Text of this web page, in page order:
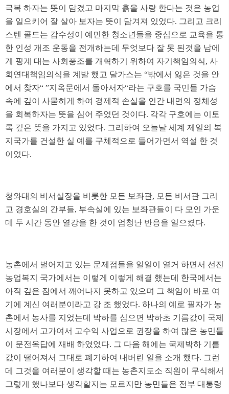
극복 하자는 뜻이 담겼고 마지막 흙을 사랑 한다는 것은 농업
을 일으키어 잘 살아 보자는 뜻이 담겨져 있었다. 그리고 크리
스텐 콜드는 감수성이 예민한 청소년들을 중심으로 교육을 통
한 인성 개조 운동을 전개하는데 무엇보다 잘 못 된것을 남에
게 핑계 대는 사회풍조를 개혁하기 위하여 자기책임의식, 사
회연대책임의식을 계발 했고 달가스는 “밖에서 잃은 것을 안
에서 찾자“ ”지옥문에서 돌아서자“라는 구호를 국민들 가슴
속에 깊이 사묻히게 하여 경제적 손실을 인간 내면의 정체성
을 회복하자는 뜻을 심어 주었던 것이다. 각각 구호에는 이토
록 깊은 뜻을 가지고 있었다. 그리하여 오늘날 세계 제일의 복
지국가를 건설한 실 예를 구체적으로 들어가면서 역설 한 것
이었다.
청와대의 비서실장을 비롯한 모든 보좌관, 모든 비서관 그리
고 경호실의 간부들, 부속실에 있는 보좌관들이 다 모인 가운
데 두 시간 동안 열강을 한 것이 엄청난 반응을 일으켰다.
농촌에서 벌어지고 있는 문제점들을 일일이 열거 하면서 선진
농업복지 국가에서는 이렇게 이렇게 해결 했는데 한국에서는
아직 깊은 잠에서 깨어나지 못하고 있으며 그 책임이 바로 여
기에 계신 여러분이라고 강 조 했었다. 하나의 예로 필자가 농
촌에서 농사를 지었는데 박하를 심으면 박하초 기름값이 국제
시장에서 고가여서 고수익 사업으로 권장을 하여 많은 농민들
이 문전옥답에 재배 하였었다. 그 다음 해에는 국제박하 기름
값이 떨어져서 그대로 폐기하여 내버린 일을 소개 했다. 그런
데 그것을 여러분이 생각할 때는 농촌지도소 직원이 무식해서
그렇게 했나보다 생각할지는 모르지만 농민들은 전부 대통령